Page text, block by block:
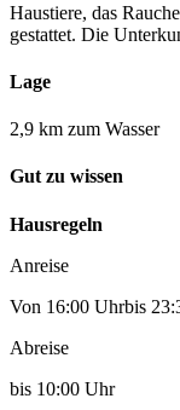
Haustiere, das
gestattet. Die
Lage
2,9 km zum Wasser
Gut zu wissen
Hausregeln
Anreise
Von 16:00 Uhrbis
Abreise
bis 10:00 Uhr